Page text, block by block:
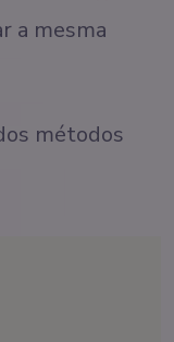
a mesma
métodos